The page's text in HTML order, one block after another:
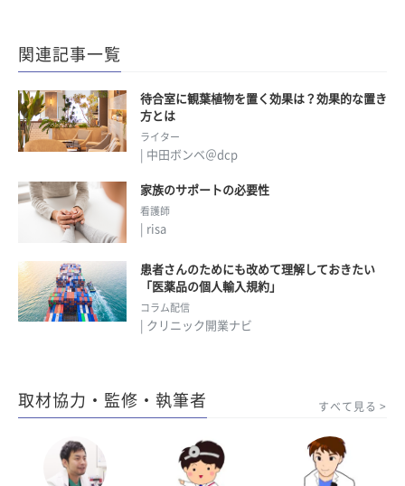
関連記事一覧
待合室に観葉植物を置く効果は？効果的な置き
方とは
ライター
| 中田ボンベ＠dcp
家族のサポートの必要性
看護師
| risa
患者さんのためにも改めて理解しておきたい
「医薬品の個人輸入規約」
コラム配信
| クリニック開業ナビ
取材協力・監修・執筆者 すべて見る